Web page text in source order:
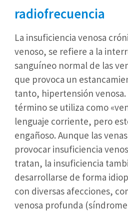
radiofrecuencia
La insuficiencia venosa
venoso, se refiere a la
sanguíneo normal de las
que provoca un
tanto, hipertensión venosa.
término se utiliza como
lenguaje corriente, pero
engañoso. Aunque las
provocar insuficiencia
tratan, la insuficiencia
desarrollarse de forma
con diversas afecciones,
venosa profunda